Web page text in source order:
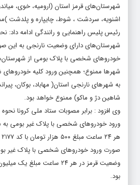
شهرستان‌های قرمز استان (ارومیه، خوی،
اشنویه، سردشت ، شوط، چایپاره و پلدشت
رئیس پلیس راهنمایی و رانندگی ادامه داد:
شهرستان‌های دارای وضعیت نارنجی به این
خودروهای شخصی با پلاک بومی از
شهرها ممنوع؛ همچنین ورود کلیه
به شهرهای نارنجی استان( مهاباد، بوکان،
شاهین دژ و ماکو) ممنوع خواهد بود.
وی افزود : برابر مصوبات ستاد ملی کرونا
ورود خودروهای شخصی با پلاک غیر بومی به
صورت ورود خودروهای شخصی با پلاک غیر
بود.